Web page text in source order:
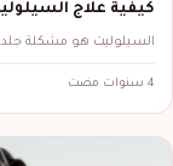
كيفية علاج
السيلوليت هو مشكلة
4 سنوات مضت